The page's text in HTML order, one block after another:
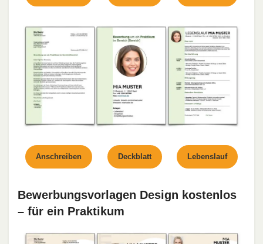
Anschreiben Deckblatt Lebenslauf
Bewerbungsvorlagen Design kostenlos
– für ein Praktikum